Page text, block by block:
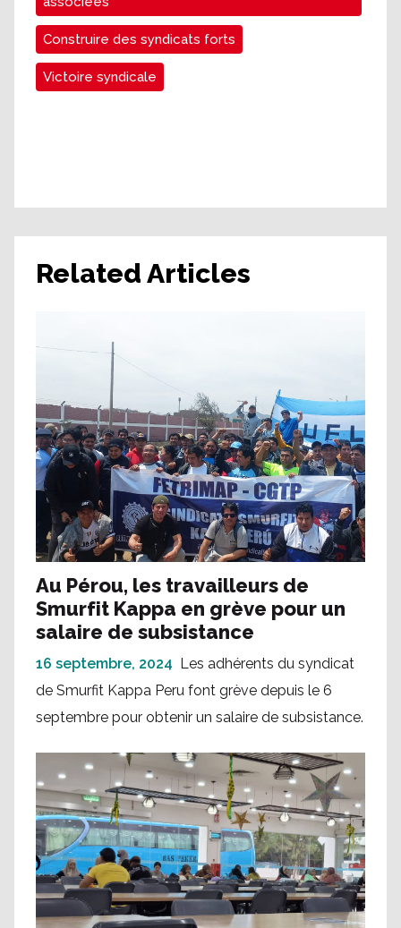
Construire des syndicats forts
Victoire syndicale
Related Articles
Au Pérou, les travailleurs de
Smurfit Kappa en grève pour un
salaire de subsistance
16 septembre, 2024 Les adhérents du syndicat
de Smurfit Kappa Peru font grève depuis le 6
septembre pour obtenir un salaire de subsistance.